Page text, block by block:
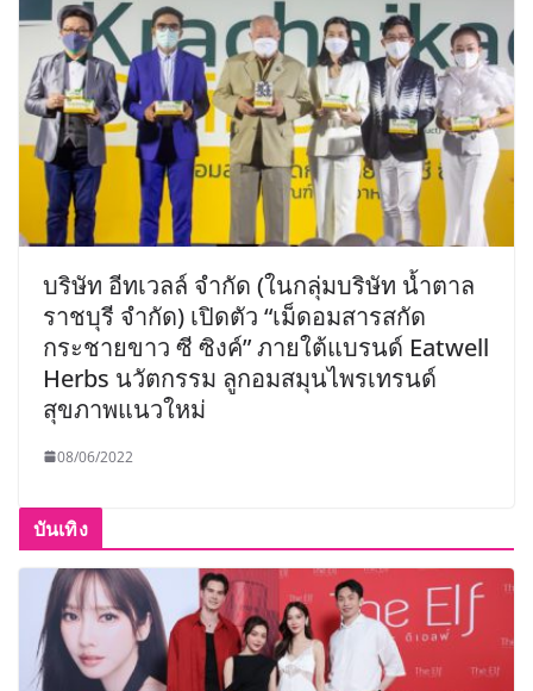
บริษัท อีทเวลล์ จำกัด (ในกลุ่มบริษัท น้ำตาล
ราชบุรี จำกัด) เปิดตัว “เม็ดอมสารสกัด
กระชายขาว ซี ซิงค์” ภายใต้แบรนด์ Eatwell
Herbs นวัตกรรม ลูกอมสมุนไพรเทรนด์
สุขภาพแนวใหม่
08/06/2022
บันเทิง